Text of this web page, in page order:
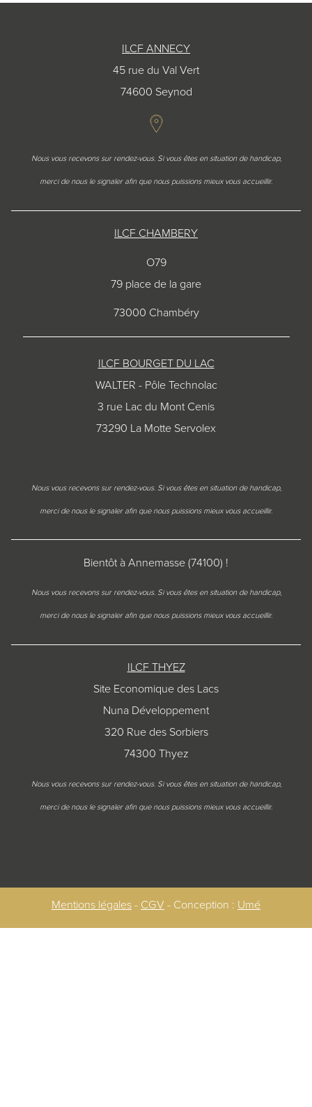
ILCF ANNECY
45 rue du Val Vert
74600 Seynod
Nous vous recevons sur rendez-vous. Si vous êtes en situation de handicap,
merci de nous le signaler afin que nous puissions mieux vous accueillir.
ILCF CHAMBERY
O79
79 place de la gare
73000 Chambéry
ILCF BOURGET DU LAC
WALTER - Pôle Technolac
3 rue Lac du Mont Cenis
73290 La Motte Servolex
Nous vous recevons sur rendez-vous. Si vous êtes en situation de handicap,
merci de nous le signaler afin que nous puissions mieux vous accueillir.
Bientôt à Annemasse (74100) !
Nous vous recevons sur rendez-vous. Si vous êtes en situation de handicap,
merci de nous le signaler afin que nous puissions mieux vous accueillir.
ILCF THYEZ
Site Economique des Lacs
Nuna Développement
320 Rue des Sorbiers
74300 Thyez
Nous vous recevons sur rendez-vous. Si vous êtes en situation de handicap,
merci de nous le signaler afin que nous puissions mieux vous accueillir.
Mentions légales- CGV - Conception : Umé